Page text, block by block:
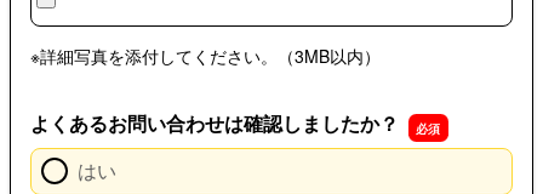
※詳細写真を添付してください。（3MB以内）
よくあるお問い合わせは確認しましたか？
はい